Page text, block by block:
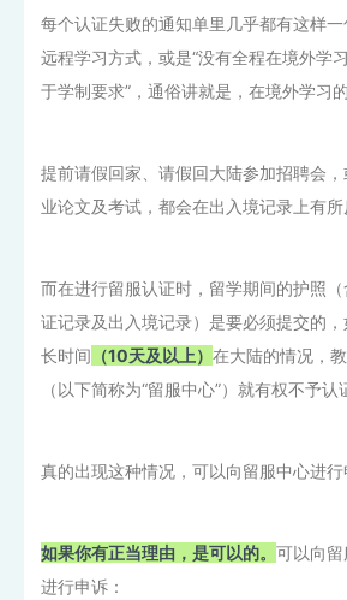
每个认证失败的通知单里几乎都有这样
远程学习方式，或是“没有全程在境外学
于学制要求”，通俗讲就是，在境外学习的
提前请假回家、请假回大陆参加招聘会
业论文及考试，都会在出入境记录上有所
而在进行留服认证时，留学期间的护照
证记录及出入境记录）是要必须提交的
长时间 （10天及以上） 在大陆的情况，
（以下简称为“留服中心”）就有权不予认
真的出现这种情况，可以向留服中心进行
如果你有正当理由，是可以的。 可以向
进行申诉：